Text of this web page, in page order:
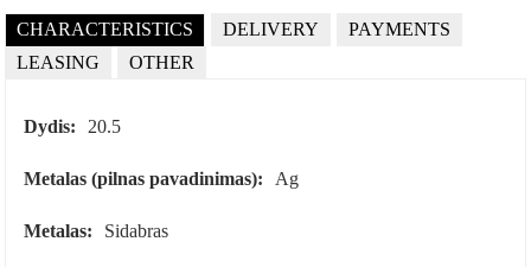
CHARACTERISTICS DELIVERY
PAYMENTS
LEASING
OTHER
Dydis: 20.5
Metalas (pilnas pavadinimas): Ag
Metalas: Sidabras